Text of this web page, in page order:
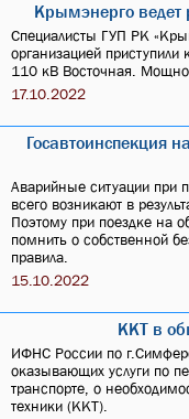
Крымэнерго ведет
Специалисты ГУП РК
организацией приступили
110 кВ Восточная.
17.10.2022
Госавтоинспекция
Аварийные ситуации при
всего возникают в
Поэтому при поездке на
помнить о собственной
правила.
15.10.2022
ККТ в
ИФНС России по
оказывающих услуги по
транспорте, о
техники (ККТ).